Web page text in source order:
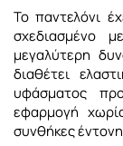
Το παντελόνι
σχεδιασμένο
μεγαλύτερη
διαθέτει
υφάσματος
εφαρμογή
συνθήκες